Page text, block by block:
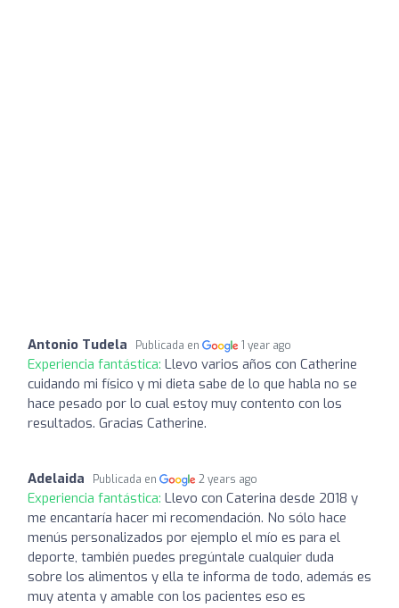
Antonio Tudela Publicada en 1 year ago
Experiencia fantástica: Llevo varios años con Catherine
cuidando mi físico y mi dieta sabe de lo que habla no se
hace pesado por lo cual estoy muy contento con los
resultados. Gracias Catherine.
Adelaida Publicada en 2 years ago
Experiencia fantástica: Llevo con Caterina desde 2018 y
me encantaría hacer mi recomendación. No sólo hace
menús personalizados por ejemplo el mío es para el
deporte, también puedes pregúntale cualquier duda
sobre los alimentos y ella te informa de todo, además es
muy atenta y amable con los pacientes eso es